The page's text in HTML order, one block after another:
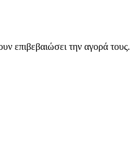
επιβεβαιώσει την αγορά τους.